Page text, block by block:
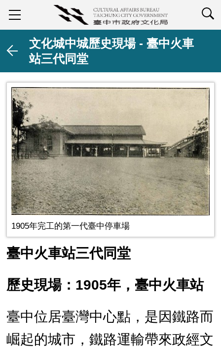
文化城中城歷史現場 - 臺中火車
站三代同堂
1905年完工的第一代臺中停車場
臺中火車站三代同堂
歷史現場：1905年，臺中火車站
臺中位居臺灣中心點，是因鐵路而
崛起的城市，鐵路運輸帶來政經文